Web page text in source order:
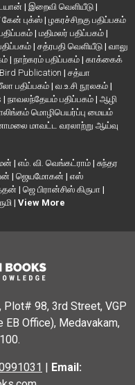
| இறைவி வெளியீடு |
புக்ஸ்| ழகரச்சிறகு பதிப்பகம்
| மதிமலர் பதிப்பகம் |
| சத்ரபதி வெளியீடு | வாலு
| நாற்கரம் பதிப்பகம் | காக்கைக்
Publication | சத்யா
பதிப்பகம் | வ.உ.சி நூலகம் |
| நாவலந்தேயம் பதிப்பகம் | ஆழி
மொழிபெயர்ப்பு மையம்
மாவட்ட வரலாற்று ஆய்வு
| எம். வி. வெங்கட்ராம் | சுந்தர
| ஜெயமோகன் | எஸ்
| ஜெ பிரான்சிஸ் கிருபா |
| View More
Plot# 98, 3rd Street, VGP
EB Office), Medavakam,
| Email: